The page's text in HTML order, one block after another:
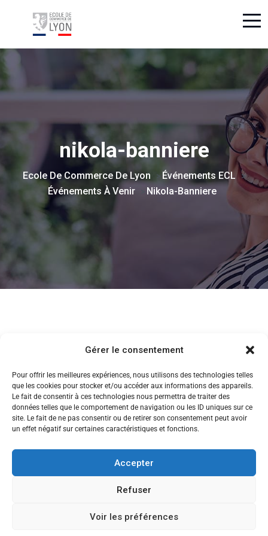
Gérer le consentement
Pour offrir les meilleures expériences, nous utilisons des technologies telles
que les cookies pour stocker et/ou accéder aux informations des appareils.
Le fait de consentir à ces technologies nous permettra de traiter des
données telles que le comportement de navigation ou les ID uniques sur ce
site. Le fait de ne pas consentir ou de retirer son consentement peut avoir
un effet négatif sur certaines caractéristiques et fonctions.
Accepter
Refuser
Voir les préférences
nikola-banniere
Ecole De Commerce De Lyon > Événements ECL >
Événements À Venir Nikola-Banniere
CANDIDATEZ MAINTENANT